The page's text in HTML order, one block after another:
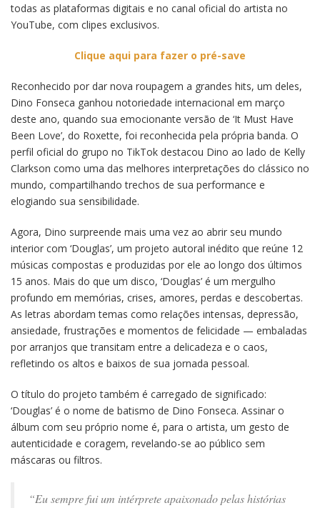
todas as plataformas digitais e no canal oficial do artista no
YouTube, com clipes exclusivos.
Clique aqui para fazer o pré-save
Reconhecido por dar nova roupagem a grandes hits, um deles,
Dino Fonseca ganhou notoriedade internacional em março
deste ano, quando sua emocionante versão de ‘It Must Have
Been Love’, do Roxette, foi reconhecida pela própria banda. O
perfil oficial do grupo no TikTok destacou Dino ao lado de Kelly
Clarkson como uma das melhores interpretações do clássico no
mundo, compartilhando trechos de sua performance e
elogiando sua sensibilidade.
Agora, Dino surpreende mais uma vez ao abrir seu mundo
interior com ‘Douglas’, um projeto autoral inédito que reúne 12
músicas compostas e produzidas por ele ao longo dos últimos
15 anos. Mais do que um disco, ‘Douglas’ é um mergulho
profundo em memórias, crises, amores, perdas e descobertas.
As letras abordam temas como relações intensas, depressão,
ansiedade, frustrações e momentos de felicidade — embaladas
por arranjos que transitam entre a delicadeza e o caos,
refletindo os altos e baixos de sua jornada pessoal.
O título do projeto também é carregado de significado:
‘Douglas’ é o nome de batismo de Dino Fonseca. Assinar o
álbum com seu próprio nome é, para o artista, um gesto de
autenticidade e coragem, revelando-se ao público sem
máscaras ou filtros.
“Eu sempre fui um intérprete apaixonado pelas histórias